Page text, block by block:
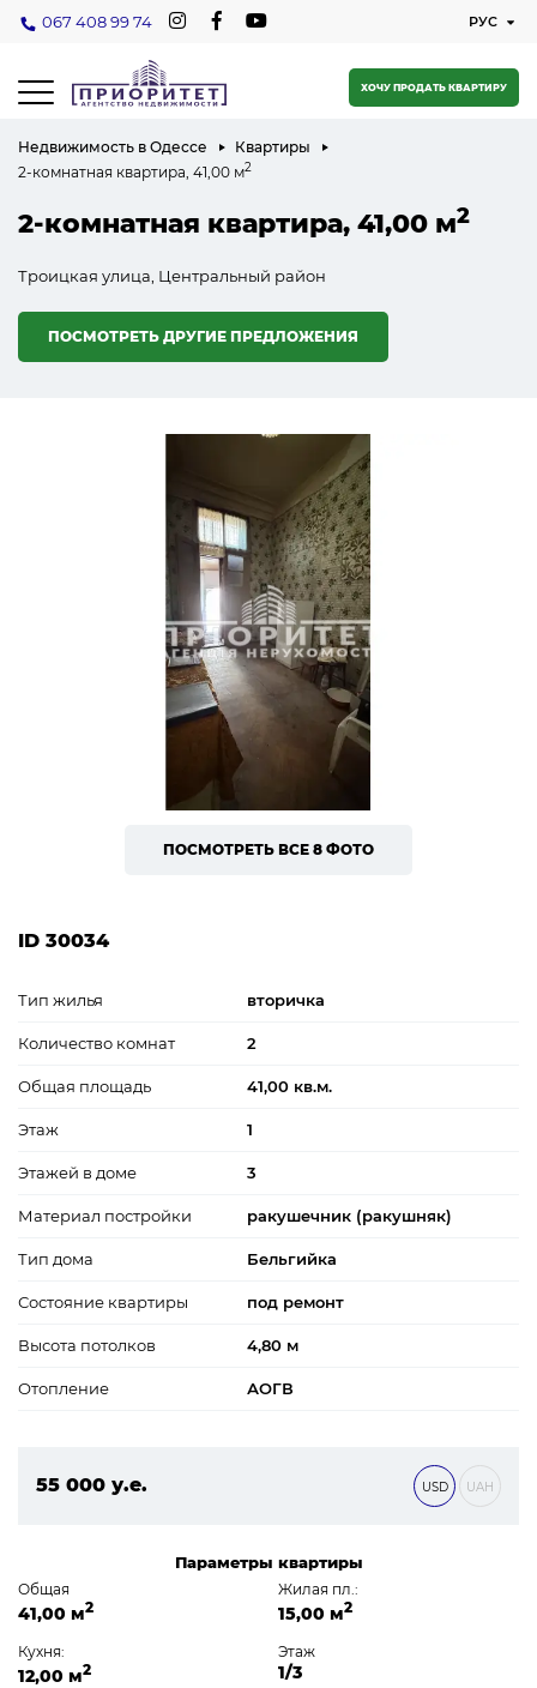
067 408 99 74
ХОЧУ ПРОДАТЬ КВАРТИРУ
Недвижимость в Одессе
Квартиры
2-комнатная квартира, 41,00 м2
2-комнатная квартира, 41,00 м2
Троицкая улица, Центральный район
ПОСМОТРЕТЬ ДРУГИЕ ПРЕДЛОЖЕНИЯ
ПОСМОТРЕТЬ ВСЕ 8 ФОТО
ID 30034
Тип жилья вторичка
Количество комнат 2
Общая площадь 41,00 кв.м.
Этаж 1
Этажей в доме 3
Материал постройки ракушечник (ракушняк)
Тип дома Бельгийка
Состояние квартиры под ремонт
Высота потолков 4,80 м
Отопление АОГВ
55 000 у.е.
USD UAH
Параметры квартиры
Общая
41,00 м2
Жилая пл.:
15,00 м2
Кухня:
12,00 м2
Этаж
1/3